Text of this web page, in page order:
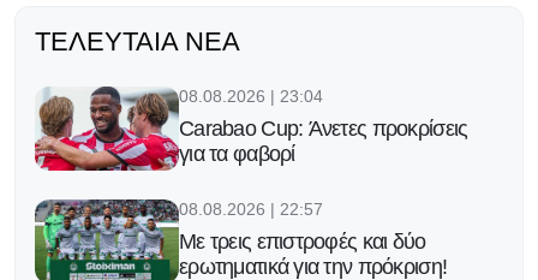
ΤΕΛΕΥΤΑΊΑ ΝΈΑ
08.08.2026 | 23:04
Carabao Cup: Άνετες προκρίσεις
για τα φαβορί
08.08.2026 | 22:57
Με τρεις επιστροφές και δύο
ερωτηματικά για την πρόκριση!